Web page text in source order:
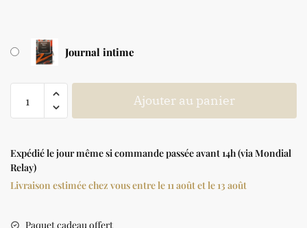
Journal intime
Ajouter au panier
Expédié le jour même si commande passée avant 14h (via Mondial
Relay)
Livraison estimée chez vous entre le 11 août et le 13 août
Paquet cadeau offert